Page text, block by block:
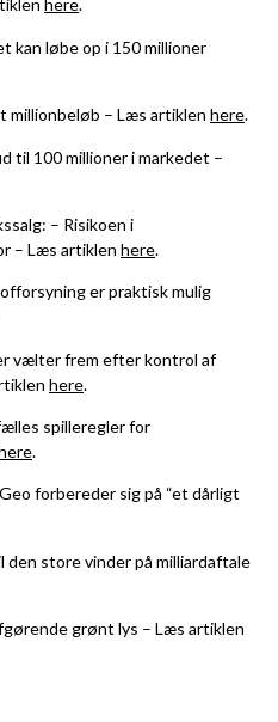
here.
kan løbe op i 150 millioner
– Læs artiklen here.
til 100 millioner i markedet –
– Risikoen i
– Læs artiklen here.
er praktisk mulig
vælter frem efter kontrol af
here.
spilleregler for
.
forbereder sig på “et dårligt
store vinder på milliardaftale
grønt lys – Læs artiklen